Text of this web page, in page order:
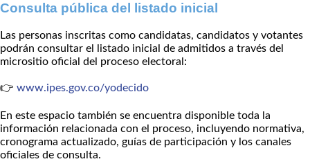
Consulta pública del listado inicial
Las personas inscritas como candidatas, candidatos y votantes
podrán consultar el listado inicial de admitidos a través del
micrositio oficial del proceso electoral:
👉 www.ipes.gov.co/yodecido
En este espacio también se encuentra disponible toda la
información relacionada con el proceso, incluyendo normativa,
cronograma actualizado, guías de participación y los canales
oficiales de consulta.